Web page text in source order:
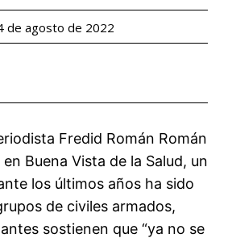
de agosto de 2022
Fredid Román Román
Buena Vista de la Salud, un
los últimos años ha sido
de civiles armados,
sostienen que “ya no se